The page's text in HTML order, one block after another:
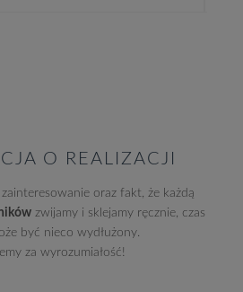
O REALIZACJI
oraz fakt, że każdą
zwijamy i sklejamy ręcznie, czas
być nieco wydłużony.
za wyrozumiałość!